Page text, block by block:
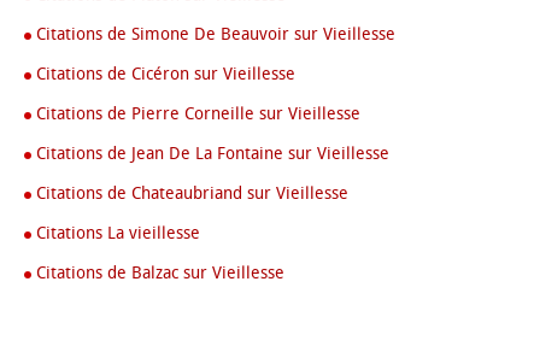
Citations de Simone De Beauvoir sur Vieillesse
Citations de Cicéron sur Vieillesse
Citations de Pierre Corneille sur Vieillesse
Citations de Jean De La Fontaine sur Vieillesse
Citations de Chateaubriand sur Vieillesse
Citations La vieillesse
Citations de Balzac sur Vieillesse